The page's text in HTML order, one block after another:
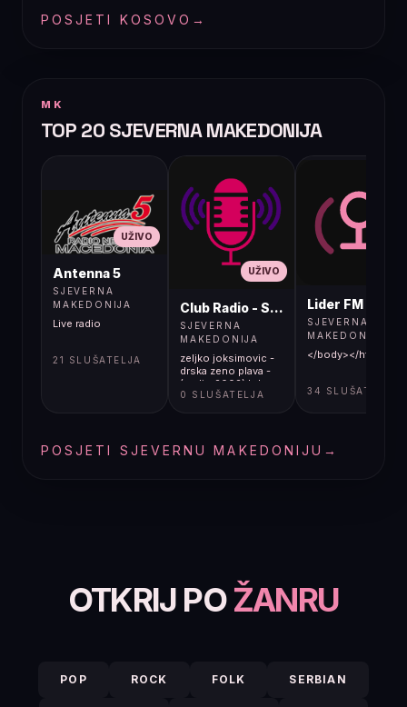
POSJETI KOSOVO →
MK
TOP 20 SJEVERNA MAKEDONIJA
UŽIVO
Antenna 5
SJEVERNA
MAKEDONIJA
Live radio
21 SLUŠATELJA
UŽIVO
Club Radio - Skopje, Mcedonia
SJEVERNA
MAKEDONIJA
zeljko joksimovic -
drska zeno plava -
(audio 2002) hd
0 SLUŠATELJA
Lider FM 107,4
SJEVERNA
MAKEDONIJA
</body></html>
34 SLUŠATELJA
POSJETI SJEVERNU MAKEDONIJU →
OTKRIJ POŽANRU
POP ROCK FOLK SERBIAN